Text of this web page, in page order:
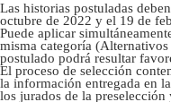
Las historias postuladas
octubre de 2022 y el 19 de
Puede aplicar
misma categoría
postulado podrá resultar
El proceso de selección
la información entregada en
los jurados de la preselección